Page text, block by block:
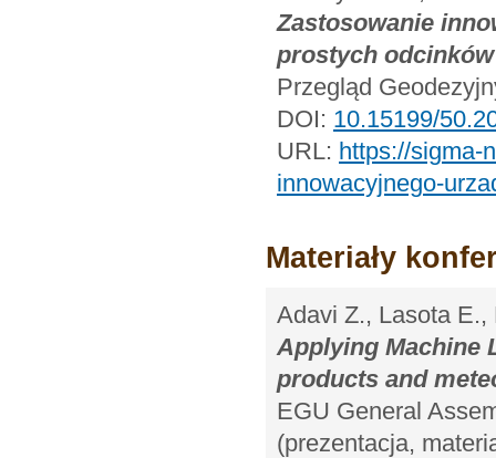
Zastosowanie
prostych
Przegląd
DOI: 10.15199/
URL: https://sigma-
innowacyjnego-
Materiały
Adavi Z., Lasota
Applying Machine
products and
EGU General
(prezentacja,